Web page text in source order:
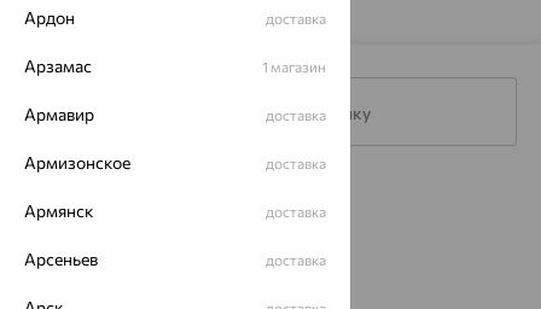
Подписаться на рассылку
Ардон доставка
Арзамас 1 магазин
Армавир доставка
Армизонское доставка
Армянск доставка
Арсеньев доставка